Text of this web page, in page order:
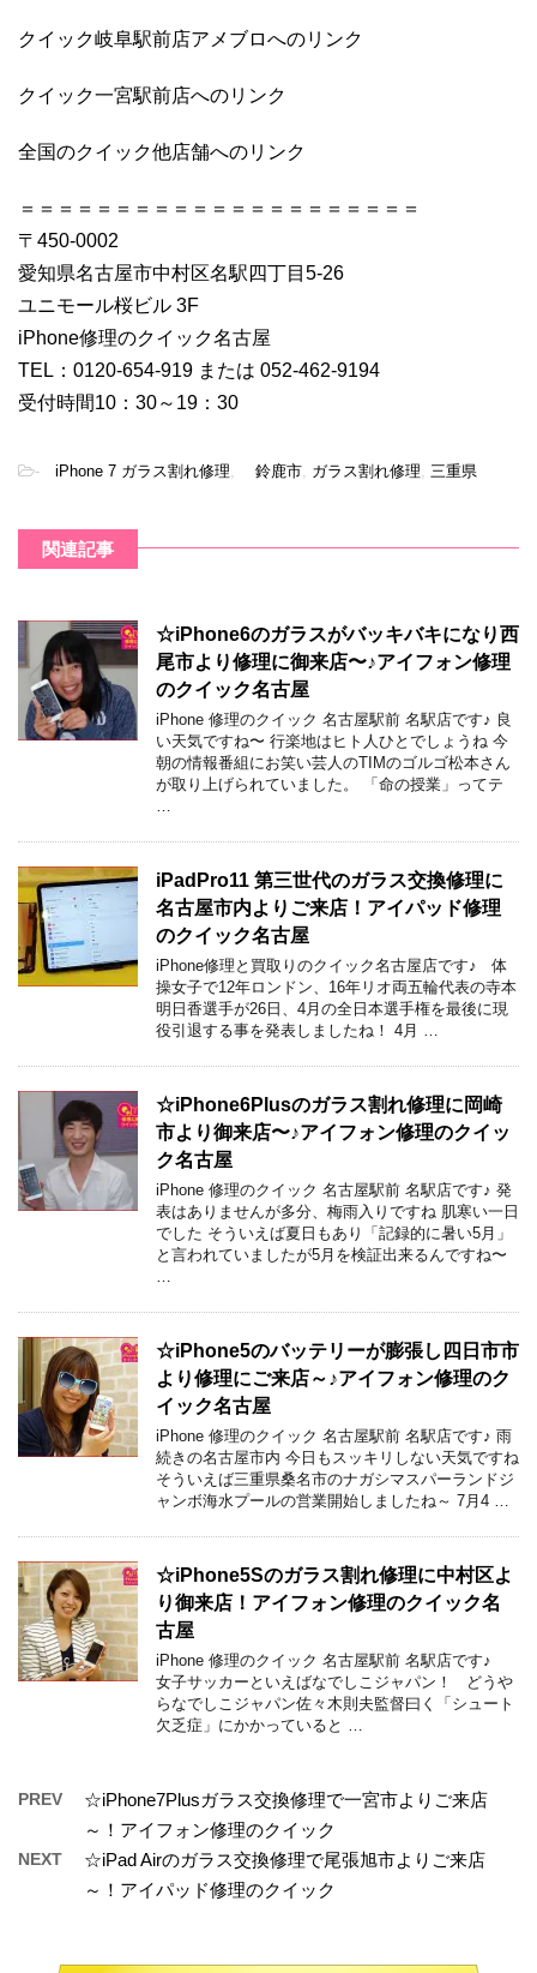
クイック岐阜駅前店アメブロへのリンク
クイック一宮駅前店へのリンク
全国のクイック他店舗へのリンク
＝＝＝＝＝＝＝＝＝＝＝＝＝＝＝＝＝＝＝＝＝
〒450-0002
愛知県名古屋市中村区名駅四丁目5-26
ユニモール桜ビル 3F
iPhone修理のクイック名古屋
TEL：0120-654-919 または 052-462-9194
受付時間10：30～19：30
- iPhone 7 ガラス割れ修理 鈴鹿市 ガラス割れ修理 三重県
関連記事
☆iPhone6のガラスがバッキバキになり西
尾市より修理に御来店〜♪アイフォン修理
のクイック名古屋
iPhone 修理のクイック 名古屋駅前 名駅店です♪ 良
い天気ですね〜 行楽地はヒト人ひとでしょうね 今
朝の情報番組にお笑い芸人のTIMのゴルゴ松本さん
が取り上げられていました。 「命の授業」ってテ
iPadPro11 第三世代のガラス交換修理に
名古屋市内よりご来店！アイパッド修理
のクイック名古屋
iPhone修理と買取りのクイック名古屋店です♪ 体
操女子で12年ロンドン、16年リオ両五輪代表の寺本
明日香選手が26日、4月の全日本選手権を最後に現
役引退する事を発表しましたね！ 4月 …
☆iPhone6Plusのガラス割れ修理に岡崎
市より御来店〜♪アイフォン修理のクイッ
ク名古屋
iPhone 修理のクイック 名古屋駅前 名駅店です♪ 発
表はありませんが多分、梅雨入りですね 肌寒い一日
でした そういえば夏日もあり「記録的に暑い5月」
と言われていましたが5月を検証出来るんですね〜
☆iPhone5のバッテリーが膨張し四日市市
より修理にご来店～♪アイフォン修理のク
イック名古屋
iPhone 修理のクイック 名古屋駅前 名駅店です♪ 雨
続きの名古屋市内 今日もスッキリしない天気ですね
そういえば三重県桑名市のナガシマスパーランドジ
ャンボ海水プールの営業開始しましたね～ 7月4 …
☆iPhone5Sのガラス割れ修理に中村区よ
り御来店！アイフォン修理のクイック名
古屋
iPhone 修理のクイック 名古屋駅前 名駅店です♪
女子サッカーといえばなでしこジャパン！ どうや
らなでしこジャパン佐々木則夫監督曰く「シュート
欠乏症」にかかっていると …
PREV
☆iPhone7Plusガラス交換修理で一宮市よりご来店
～！アイフォン修理のクイック
NEXT
☆iPad Airのガラス交換修理で尾張旭市よりご来店
～！アイパッド修理のクイック